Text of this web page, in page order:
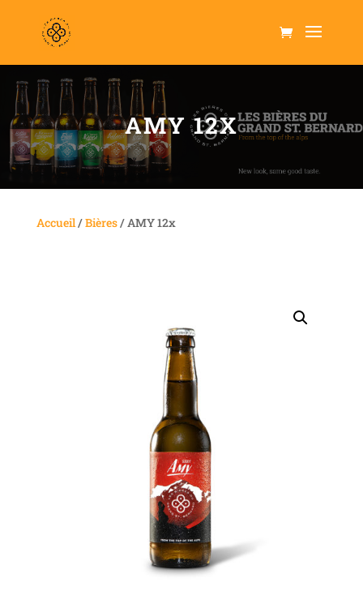
AMY 12X
Accueil/Bières/ AMY 12x